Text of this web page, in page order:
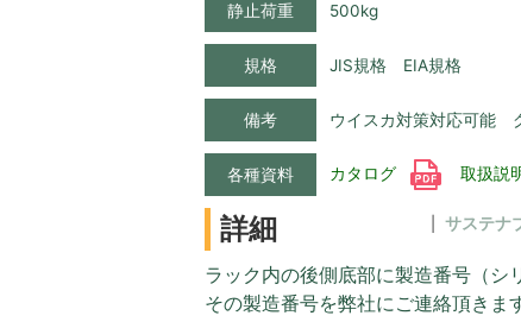
静止荷重 500kg
規格 JIS規格 EIA規格
備考 ウイスカ対策対応可能
各種資料 カタログ 取扱説
詳細 サステナ
ラック内の後側底部に製造番号（シ
その製造番号を弊社にご連絡頂きま